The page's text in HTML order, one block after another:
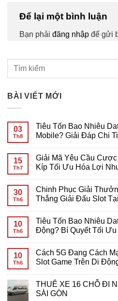
Để lại một bình luận
Bạn phải đăng nhập để gửi
BÀI VIẾT MỚI
03
Th8
Tiêu Tốn Bao Nhiêu
Mobile? Giải Đáp Chi
bình
luận
ở
Bao
Nhiêu
Data
Slot
Game
Mobile?
Chi
Tiết
Cho
15
Th7
Giải Mã Yêu Cầu
Kíp Tối Ưu Hóa Lợi
bình
luận
ở
Yêu
Cầu
Cược
Miễn
Phí:
Bí
Ưu
Hóa
Lợi
30
Th6
Chinh Phục Giải
Thắng Giải Đấu Slot
bình
luận
ở
Giải
Thưởng
Khủng:
Chiến
Thắng
Giải
10
Th6
Tiêu Tốn Bao Nhiêu
Động? Bí Quyết Tối
bình
luận
ở
Bao
Nhiêu
Data
10
Th6
Cách 5G Đang Cách
Slot Game Trên Di
bình
luận
ở
THUÊ XE 16 CHỖ ĐI
SÀI GÒN